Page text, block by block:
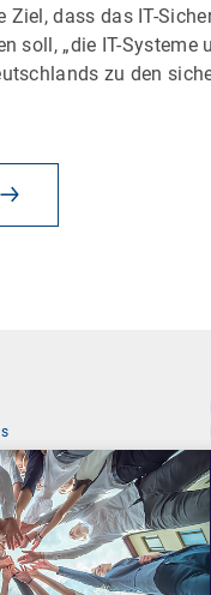
Ziel, dass das IT-
soll, „die IT-Systeme
zu den